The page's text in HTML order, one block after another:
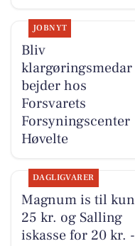
JOBNYT
Bliv
klargøringsmedar
bejder hos
Forsvarets
Forsyningscenter
Høvelte
DAGLIGVARER
Magnum is til kun
25 kr. og Salling
iskasse for 20 kr. -